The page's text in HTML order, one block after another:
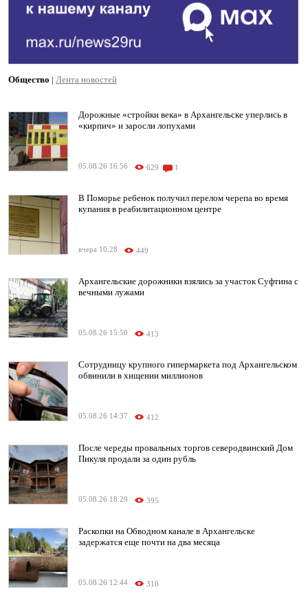
Общество | Лента новостей
Дорожные «стройки века» в Архангельске уперлись в
«кирпич» и заросли лопухами
05.08.26 16:56 629 1
В Поморье ребенок получил перелом черепа во время
купания в реабилитационном центре
вчера 10:28 449
Архангельские дорожники взялись за участок Суфтина с
вечными лужами
05.08.26 15:50 413
Сотрудницу крупного гипермаркета под Архангельском
обвинили в хищении миллионов
05.08.26 14:37 412
После череды провальных торгов северодвинский Дом
Пикуля продали за один рубль
05.08.26 18:29 395
Раскопки на Обводном канале в Архангельске
задержатся еще почти на два месяца
05.08.26 12:44 310